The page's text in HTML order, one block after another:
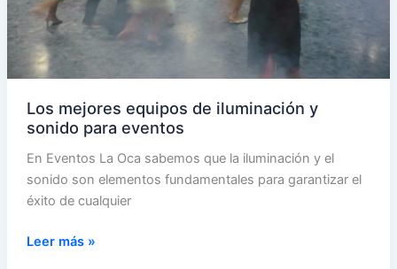
Los mejores equipos de iluminación y
sonido para eventos
En Eventos La Oca sabemos que la iluminación y el
sonido son elementos fundamentales para garantizar el
éxito de cualquier
Los
Leer más »